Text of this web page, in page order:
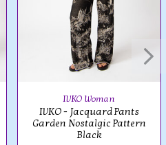
IVKO Woman
IVKO - Jacquard Pants
Garden Nostalgic Pattern
Black